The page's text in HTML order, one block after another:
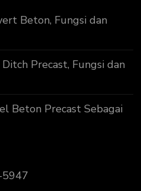
Beton, Fungsi dan
Precast, Fungsi dan
Beton Precast Sebagai